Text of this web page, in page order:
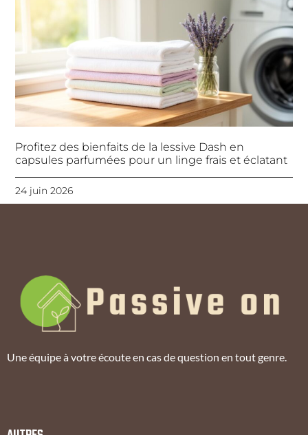
Profitez des bienfaits de la lessive Dash en
capsules parfumées pour un linge frais et éclatant
24 juin 2026
Une équipe à votre écoute en cas de question en tout genre.